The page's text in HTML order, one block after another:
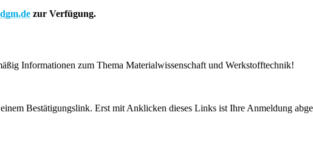
dgm.de zur Verfügung.
Informationen zum Thema Materialwissenschaft und Werkstofftechnik!
Bestätigungslink. Erst mit Anklicken dieses Links ist Ihre Anmeldung